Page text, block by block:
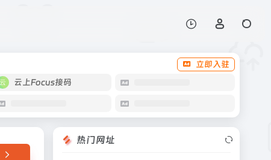
立即入驻
云上Focus接码
热门网址